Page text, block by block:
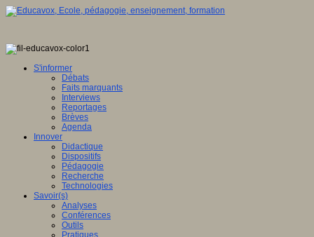
S'informer
Débats
Faits marquants
Interviews
Reportages
Brèves
Agenda
Innover
Didactique
Dispositifs
Pédagogie
Recherche
Technologies
Savoir(s)
Analyses
Conférences
Outils
Pratiques